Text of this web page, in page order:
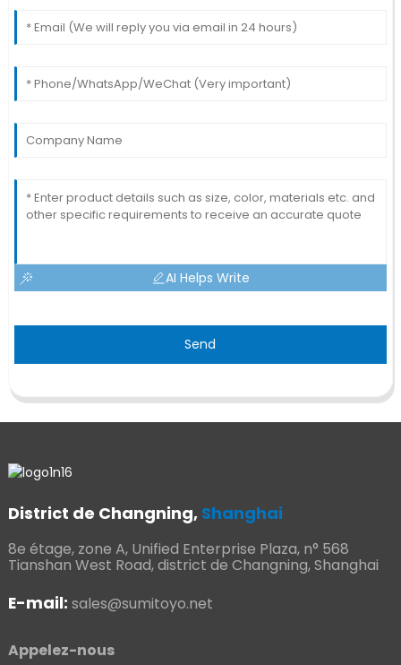
AI Helps Write
Send
District de Changning, Shanghai
8e étage, zone A, Unified Enterprise Plaza, n° 568
Tianshan West Road, district de Changning, Shanghai
E-mail: sales@sumitoyo.net
Appelez-nous